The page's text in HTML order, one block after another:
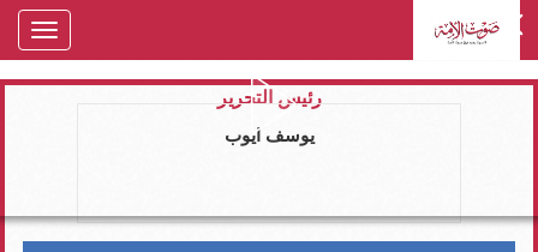
رئيس التحرير
يوسف ايوب